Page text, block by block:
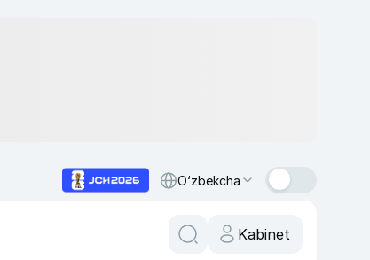
O‘zbekcha
Kabinet